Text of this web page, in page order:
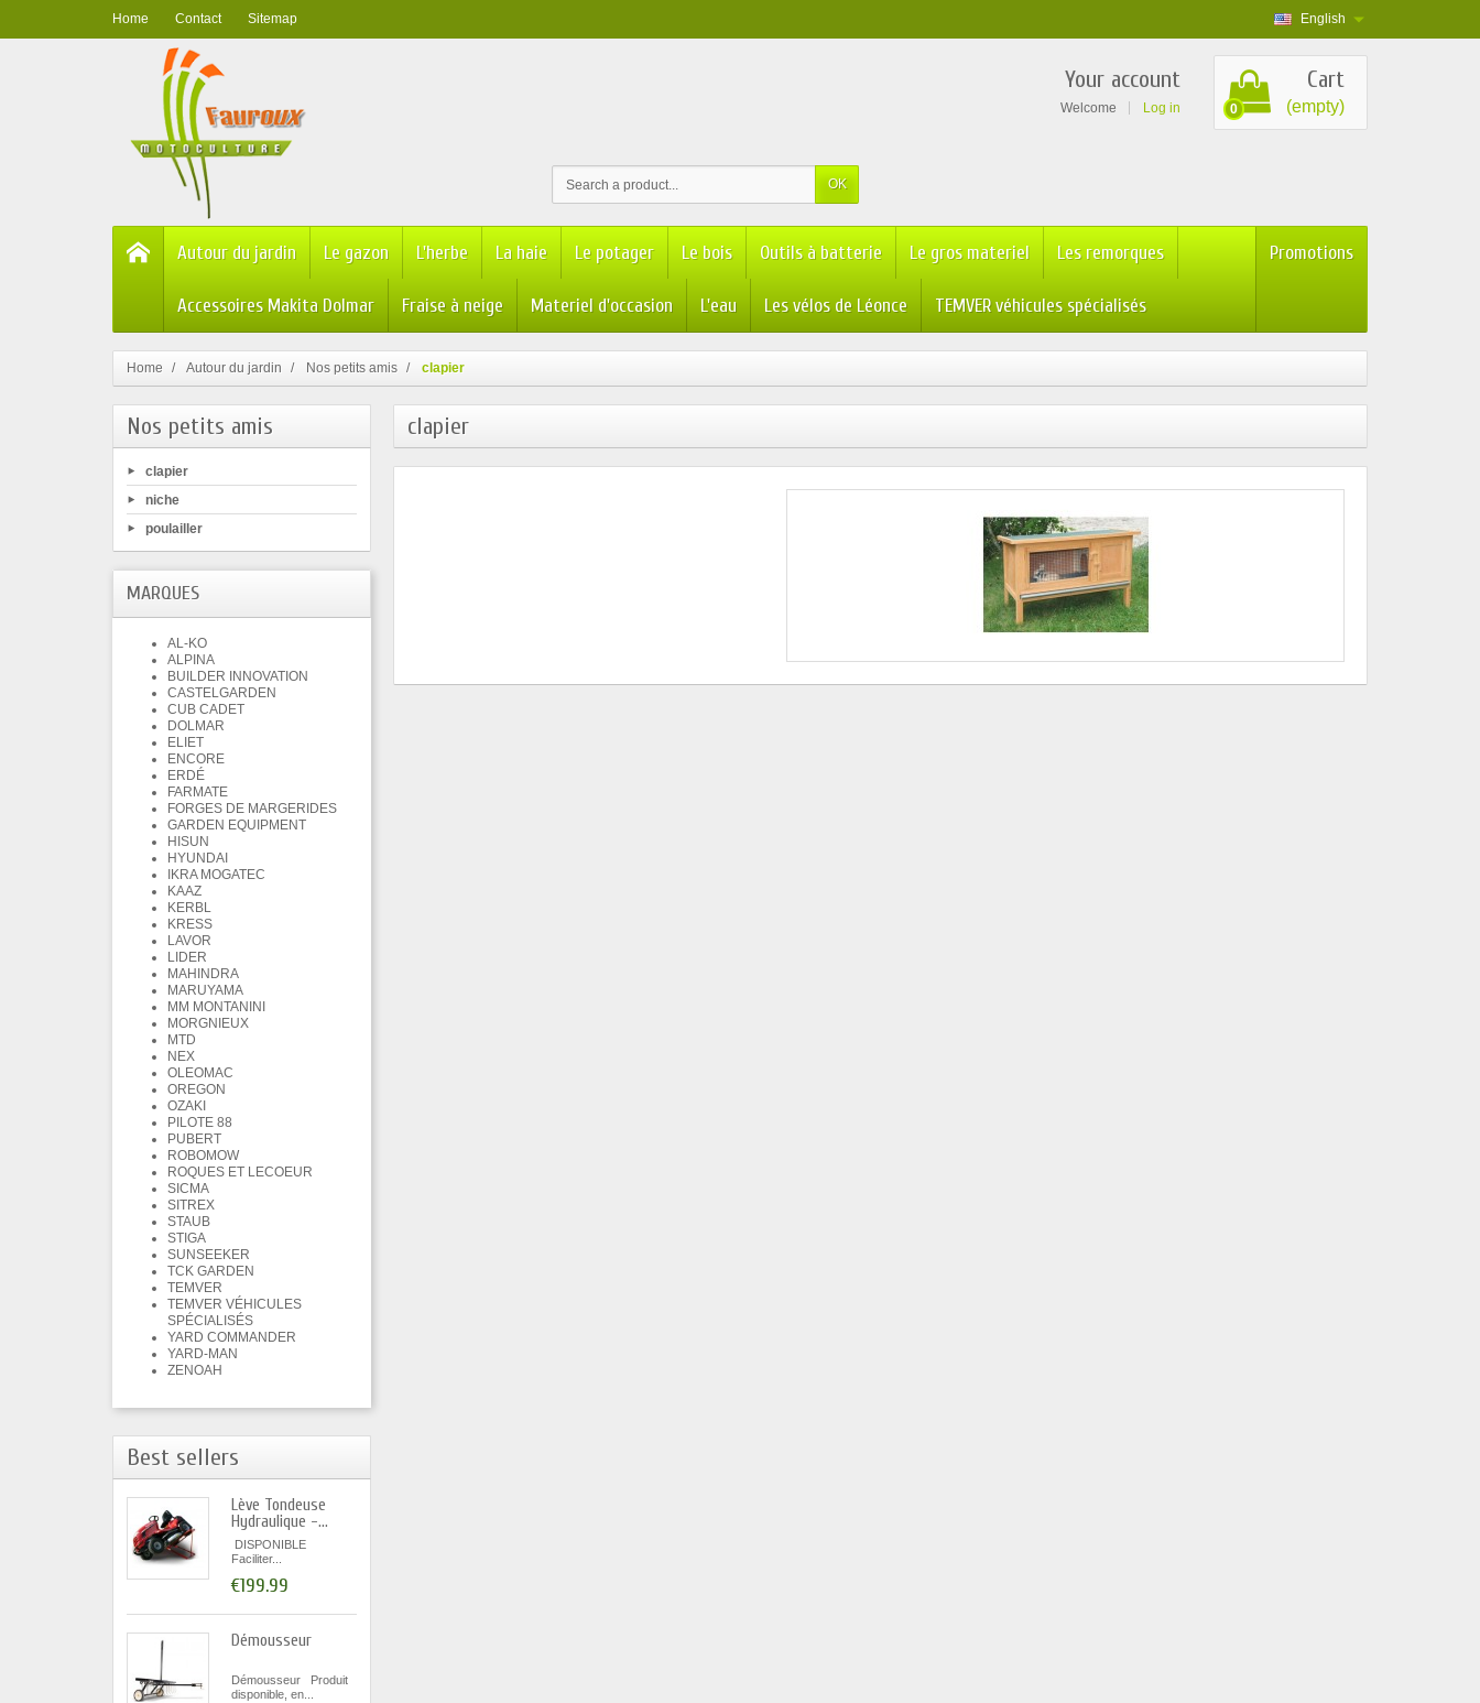
Home Contact Sitemap English
OK
Cart
(empty)
0
Your account
Welcome Log in
Promotions
Autour du jardin Le gazon L'herbe La haie Le potager Le bois Outils à batterie Le gros materiel Les remorques
Accessoires Makita Dolmar Fraise à neige Materiel d'occasion L'eau Les vélos de Léonce TEMVER véhicules spécialisés
Home Autour du jardin Nos petits amis clapier
Nos petits amis
clapier
niche
poulailler
MARQUES
AL-KO
ALPINA
BUILDER INNOVATION
CASTELGARDEN
CUB CADET
DOLMAR
ELIET
ENCORE
ERDÉ
FARMATE
FORGES DE MARGERIDES
GARDEN EQUIPMENT
HISUN
HYUNDAI
IKRA MOGATEC
KAAZ
KERBL
KRESS
LAVOR
LIDER
MAHINDRA
MARUYAMA
MM MONTANINI
MORGNIEUX
MTD
NEX
OLEOMAC
OREGON
OZAKI
PILOTE 88
PUBERT
ROBOMOW
ROQUES ET LECOEUR
SICMA
SITREX
STAUB
STIGA
SUNSEEKER
TCK GARDEN
TEMVER
TEMVER VÉHICULES
SPÉCIALISÉS
YARD COMMANDER
YARD-MAN
ZENOAH
Best sellers
Lève Tondeuse
Hydraulique -...
DISPONIBLE
Faciliter...
€199.99
Démousseur
Démousseur Produit
disponible, en...
clapier